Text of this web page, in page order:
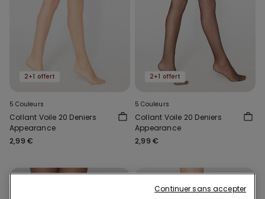
2+1 offert
5 Couleurs
Collant Voile 20 Deniers
Appearance
2,99 €
2+1 offert
5 Couleurs
Collant Voile 20 Deniers
Appearance
2,99 €
Continuer sans accepter